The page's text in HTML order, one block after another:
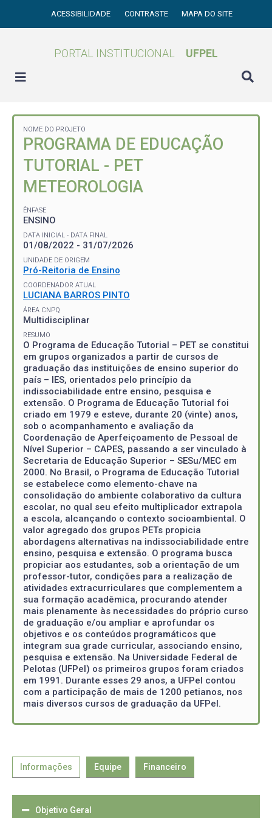
ACESSIBILIDADE CONTRASTE MAPA DO SITE
PORTAL INSTITUCIONAL UFPEL
NOME DO PROJETO
PROGRAMA DE EDUCAÇÃO
TUTORIAL - PET
METEOROLOGIA
ÊNFASE
ENSINO
DATA INICIAL - DATA FINAL
01/08/2022 - 31/07/2026
UNIDADE DE ORIGEM
Pró-Reitoria de Ensino
COORDENADOR ATUAL
LUCIANA BARROS PINTO
ÁREA CNPQ
Multidisciplinar
RESUMO
O Programa de Educação Tutorial – PET se constitui
em grupos organizados a partir de cursos de
graduação das instituições de ensino superior do
país – IES, orientados pelo princípio da
indissociabilidade entre ensino, pesquisa e
extensão. O Programa de Educação Tutorial foi
criado em 1979 e esteve, durante 20 (vinte) anos,
sob o acompanhamento e avaliação da
Coordenação de Aperfeiçoamento de Pessoal de
Nível Superior – CAPES, passando a ser vinculado à
Secretaria de Educação Superior – SESu/MEC em
2000. No Brasil, o Programa de Educação Tutorial
se estabelece como elemento-chave na
consolidação do ambiente colaborativo da cultura
escolar, no qual seu efeito multiplicador extrapola
a escola, alcançando o contexto socioambiental. O
valor agregado dos grupos PETs propicia
abordagens alternativas na indissociabilidade entre
ensino, pesquisa e extensão. O programa busca
propiciar aos estudantes, sob a orientação de um
professor-tutor, condições para a realização de
atividades extracurriculares que complementem a
sua formação acadêmica, procurando atender
mais plenamente às necessidades do próprio curso
de graduação e/ou ampliar e aprofundar os
objetivos e os conteúdos programáticos que
integram sua grade curricular, associando ensino,
pesquisa e extensão. Na Universidade Federal de
Pelotas (UFPel) os primeiros grupos foram criados
em 1991. Durante esses 29 anos, a UFPel contou
com a participação de mais de 1200 petianos, nos
mais diversos cursos de graduação da UFPel.
Informações Equipe Financeiro
Objetivo Geral